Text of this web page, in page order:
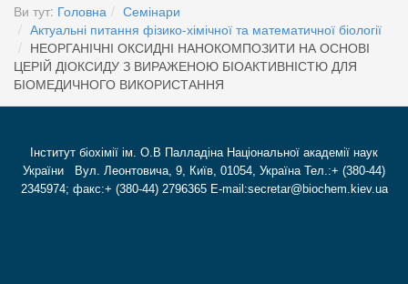
Ви тут: Головна
Семінари
Актуальні питання фізико-хімічної та математичної біології
НЕОРГАНІЧНІ ОКСИДНІ НАНОКОМПОЗИТИ НА ОСНОВІ
ЦЕРІЙ ДІОКСИДУ З ВИРАЖЕНОЮ БІОАКТИВНІСТЮ ДЛЯ
БІОМЕДИЧНОГО ВИКОРИСТАННЯ
Інститут біохімії ім. О.В Палладіна Національної академії наук
України Вул. Леонтовича, 9, Київ, 01054, Україна Тел.:+ (380-44)
2345974; факс:+ (380-44) 2796365 E-mail:secretar@biochem.kiev.ua